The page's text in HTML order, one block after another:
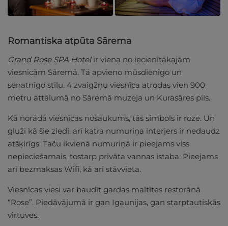
Romantiska atpūta Sārema
Grand Rose SPA Hotel ir viena no iecienītākajām
viesnīcām Sāremā. Tā apvieno mūsdienīgo un
senatnīgo stilu. 4 zvaigžņu viesnīca atrodas vien 900
metru attālumā no Sāremā muzeja un Kurasāres pils.
Kā norāda viesnīcas nosaukums, tās simbols ir roze. Un
gluži kā šie ziedi, arī katra numuriņa interjers ir nedaudz
atšķirīgs. Taču ikvienā numuriņā ir pieejams viss
nepieciešamais, tostarp privāta vannas istaba. Pieejams
arī bezmaksas Wifi, kā arī stāvvieta.
Viesnīcas viesi var baudīt gardas maltītes restorānā
“Rose”. Piedāvājumā ir gan Igaunijas, gan starptautiskās
virtuves.